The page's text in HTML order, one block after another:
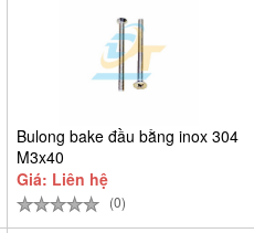
Bulong bake đầu bằng inox 304
M3x40
Giá: Liên hệ
(0)